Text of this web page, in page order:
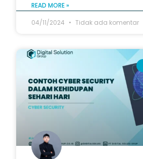
READ MORE »
04/11/2024
Tidak ada komentar